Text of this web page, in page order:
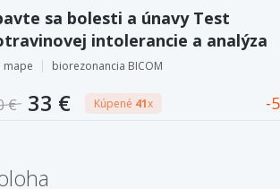
sa bolesti a únavy Test
intolerancie a analýza
mape biorezonancia BICOM
€ 33 € Kúpené 41x